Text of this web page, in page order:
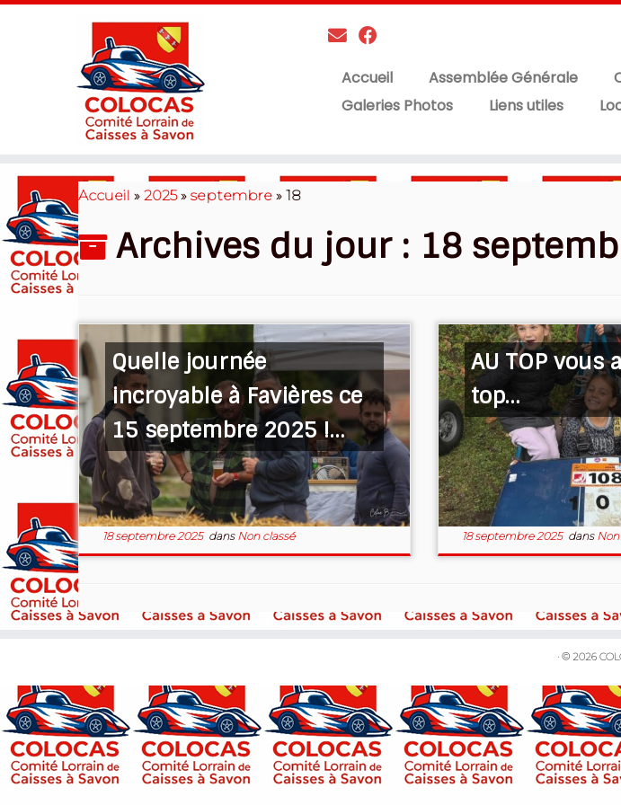
Skip
content
Accueil Assemblée Générale
Galeries Photos
Liens utiles
Accueil » 2025 » septembre » 18
Archives du jour : 18
Quelle journée
incroyable à Favières ce
15 septembre 2025 !…
18 septembre 2025dans Non classé
AU TOP vous
top…
18 septembre 2025dans Non
· © 2026